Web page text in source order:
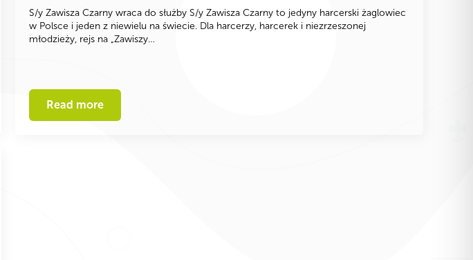
S/y Zawisza Czarny wraca do służby S/y Zawisza Czarny to jedyny harcerski żaglowiec
w Polsce i jeden z niewielu na świecie. Dla harcerzy, harcerek i niezrzeszonej
młodzieży, rejs na „Zawiszy…
Read more